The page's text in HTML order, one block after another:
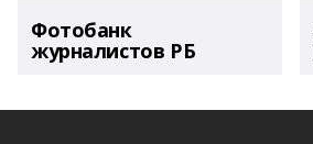
Фотобанк
журналистов РБ